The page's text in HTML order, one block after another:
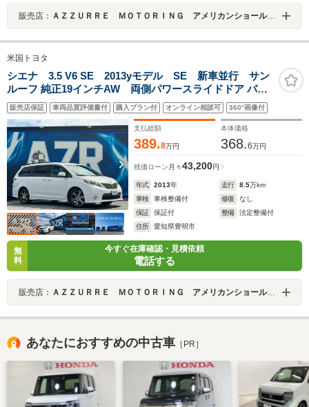
販売店： ＡＺＺＵＲＲＥ ＭＯＴＯＲＩＮＧ アメリカンショールーム
米国トヨタ
シエナ 3.5 V6 SE 2013yモデル SE 新車並行 サン
ルーフ 純正19インチAW 両側パワースライドドア パワ
ーバックドア カロッツェリアナビ 3列シート オートチェ
ック・カーファックス有
販売店保証 車両品質評価書付 購入プラン付 オンライン相談可 360°画像付
支払総額
389.8万円
本体価格
368.6万円
残価ローン 月々43,200円
年式 2013年 走行 8.5万km
車検
車検整備付 修復
なし
保証
保証付 整備
法定整備付
住所
愛知県豊明市
無
料
今すぐ在庫確認・見積依頼
電話する
販売店： ＡＺＺＵＲＲＥ ＭＯＴＯＲＩＮＧ アメリカンショールーム
あなたにおすすめの中古車 ［PR］